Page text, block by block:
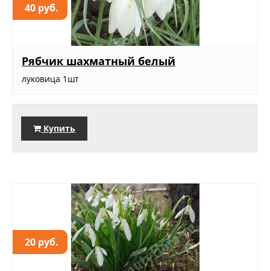
40 руб.
Рябчик шахматный белый
луковица 1шт
Купить
20 руб.